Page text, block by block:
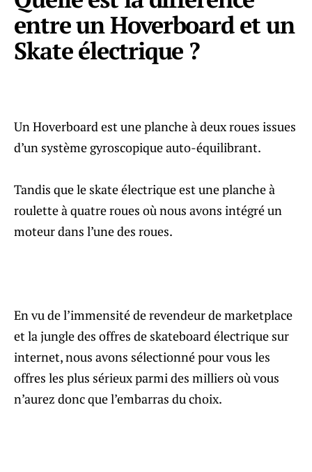
entre un Hoverboard et un
Skate électrique ?
Un Hoverboard est une planche à deux roues issues
d’un système gyroscopique auto-équilibrant.
Tandis que le skate électrique est une planche à
roulette à quatre roues où nous avons intégré un
moteur dans l’une des roues.
En vu de l’immensité de revendeur de marketplace
et la jungle des offres de skateboard électrique sur
internet, nous avons sélectionné pour vous les
offres les plus sérieux parmi des milliers où vous
n’aurez donc que l’embarras du choix.